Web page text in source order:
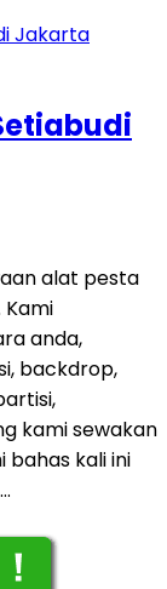
alat pesta
anda,
backdrop,
kami sewakan
bahas kali ini